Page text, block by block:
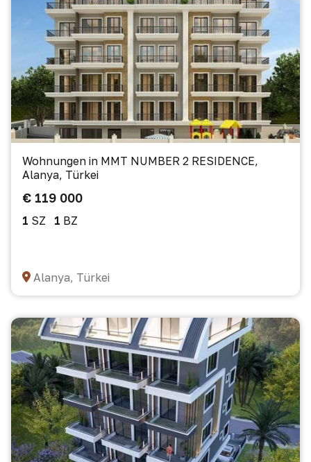
Wohnungen in MMT NUMBER 2 RESIDENCE,
Alanya, Türkei
€ 119 000
1 SZ 1 BZ
Alanya, Türkei